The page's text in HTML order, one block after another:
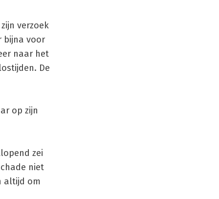
verzoek
bijna voor
naar het
De
op zijn
zei
niet
altijd om